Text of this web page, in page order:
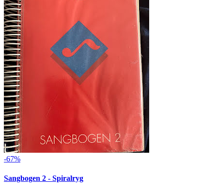
-67%
Sangbogen 2 - Spiralryg